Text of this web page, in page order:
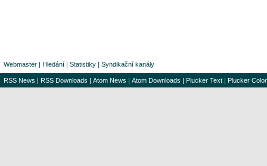
Webmaster | Hledání | Statistiky | Syndikační kanály
RSS News | RSS Downloads | Atom News | Atom Downloads | Plucker Text | Plucker Color